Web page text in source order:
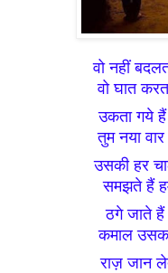
वो नहीं
वो घात
उकता गये हैं
तुम नया
उसकी हर
समझते हैं
ठगे जाते हैं
कमाल
राज़ जान